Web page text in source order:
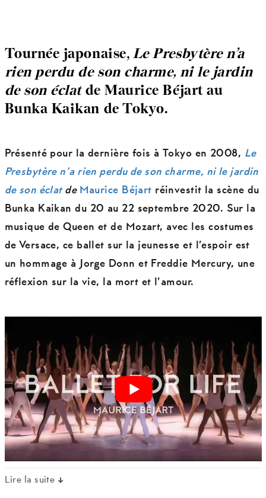
Tournée japonaise,Le Presbytère n’a
rien perdu de son charme, ni le jardin
de son éclatde Maurice Béjart au
Bunka Kaikan de Tokyo.
Présenté pour la dernière fois à Tokyo en 2008, Le
Presbytère n’a rien perdu de son charme, ni le jardin
de son éclatde Maurice Béjart réinvestit la scène du
Bunka Kaikan du 20 au 22 septembre 2020. Sur la
musique de Queen et de Mozart, avec les costumes
de Versace, ce ballet sur la jeunesse et l’espoir est
un hommage à Jorge Donn et Freddie Mercury, une
réflexion sur la vie, la mort et l’amour.
Lire la suite